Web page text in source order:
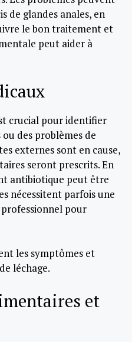
de glandes anales, en
le bon traitement et
peut aider à
crucial pour identifier
des problèmes de
externes sont en cause,
seront prescrits. En
antibiotique peut être
nécessitent parfois une
pour
les symptômes et
léchage.
et